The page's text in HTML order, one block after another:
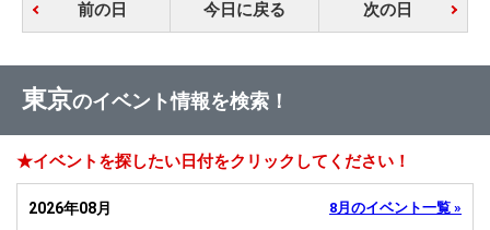
前の日 今日に戻る 次の日
東京のイベント情報を検索！
★イベントを探したい日付をクリックしてください！
2026年08月 8月のイベント一覧 »